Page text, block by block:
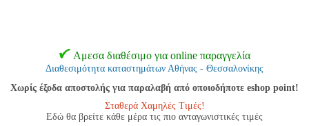
Αμεσα διαθέσιμο για online παραγγελία
Διαθεσιμότητα καταστημάτων Αθήνας - Θεσσαλονίκης
Χωρίς έξοδα αποστολής για παραλαβή από οποιοδήποτε eshop point!
Σταθερά Χαμηλές Τιμές!
Εδώ θα βρείτε κάθε μέρα τις πιο ανταγωνιστικές τιμές